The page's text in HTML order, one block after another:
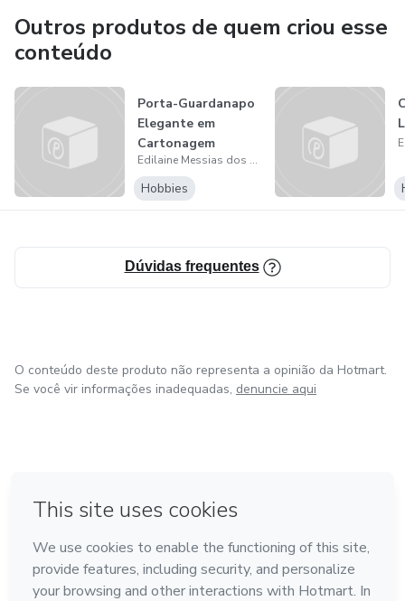
Outros produtos de quem criou esse
conteúdo
Porta-Guardanapo
Elegante em
Cartonagem
Edilaine Messias dos Santos Toma
Hobbies
Dúvidas frequentes
O conteúdo deste produto não representa a opinião da Hotmart.
Se você vir informações inadequadas, denuncie aqui
Feito com ❤
em Belo Horizonte
na Cidade do México